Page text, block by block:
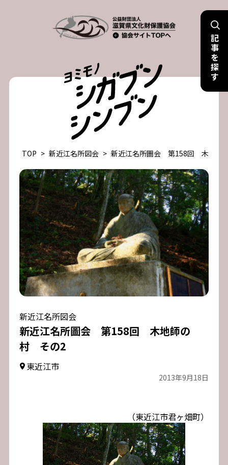
記
事
を
探
す
TOP > 新近江名所図会 > 新近江名所圖会 第158回 木地師
新近江名所図会
新近江名所圖会 第158回 木地師の
村 その2
東近江市
2013年9月18日
（東近江市君ヶ畑町）